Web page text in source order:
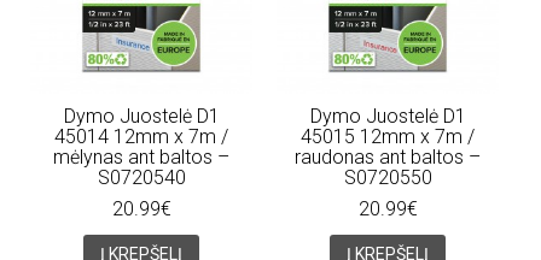
Dymo Juostelė D1
45014 12mm x 7m /
mėlynas ant baltos –
S0720540
20.99€
Į KREPŠELĮ
Dymo Juostelė D1
45015 12mm x 7m /
raudonas ant baltos –
S0720550
20.99€
Į KREPŠELĮ